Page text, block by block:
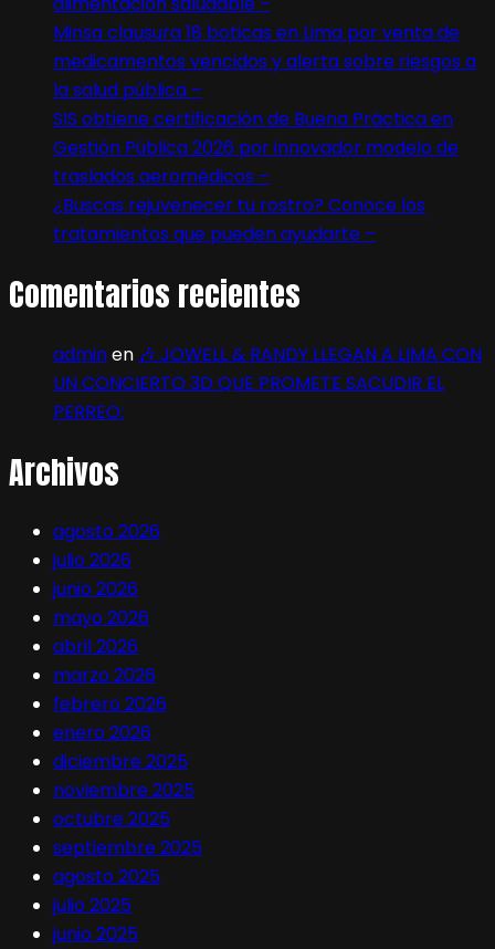
Minsa clausura 18 boticas en Lima por venta de
medicamentos vencidos y alerta sobre riesgos a
la salud pública –
SIS obtiene certificación de Buena Práctica en
Gestión Pública 2026 por innovador modelo de
traslados aeromédicos –
¿Buscas rejuvenecer tu rostro? Conoce los
tratamientos que pueden ayudarte –
Comentarios recientes
adminen 🎶 JOWELL & RANDY LLEGAN A LIMA CON
UN CONCIERTO 3D QUE PROMETE SACUDIR EL
PERREO:
Archivos
agosto 2026
julio 2026
junio 2026
mayo 2026
abril 2026
marzo 2026
febrero 2026
enero 2026
diciembre 2025
noviembre 2025
octubre 2025
septiembre 2025
agosto 2025
julio 2025
junio 2025